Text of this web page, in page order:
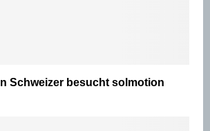
Schweizer besucht solmotion